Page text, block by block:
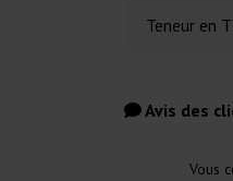
Teneur en
Avis des
Vous